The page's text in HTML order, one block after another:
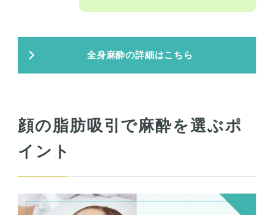
全身麻酔の詳細はこちら
顔の脂肪吸引で麻酔を選ぶポ
イント